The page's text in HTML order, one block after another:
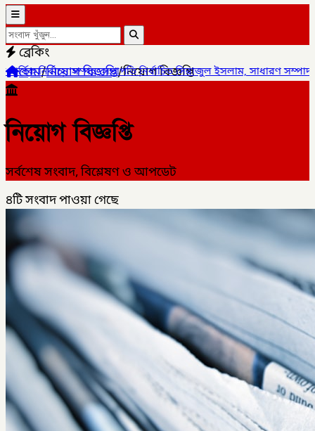
ব্রেকিং
নির্বাচিত সিরাজুল ইসলাম, সাধারণ সম্পাদক হামিদুর রহমান ,✦
হোম/নিয়োগ বিজ্ঞপ্তি/নিয়োগ বিজ্ঞপ্তি
নিয়োগ বিজ্ঞপ্তি
সর্বশেষ সংবাদ, বিশ্লেষণ ও আপডেট
৪টিসংবাদ পাওয়া গেছে